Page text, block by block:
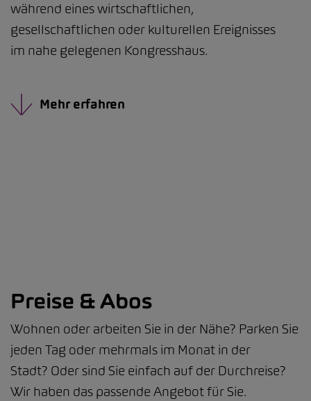
während eines wirtschaftlichen,
gesellschaftlichen oder kulturellen Ereignisses
im nahe gelegenen Kongresshaus.
Mehr erfahren
Preise & Abos
Wohnen oder arbeiten Sie in der Nähe? Parken Sie
jeden Tag oder mehrmals im Monat in der
Stadt? Oder sind Sie einfach auf der Durchreise?
Wir haben das passende Angebot für Sie.